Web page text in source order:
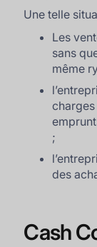
Une telle
Les
sans
même
;
des
Cash